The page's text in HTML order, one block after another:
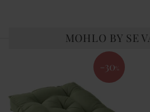
MOHLO BY SE
-30 %